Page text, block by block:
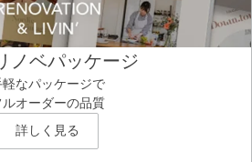
ノベパッケージ
軽なパッケージで
ルオーダーの品質
詳しく見る